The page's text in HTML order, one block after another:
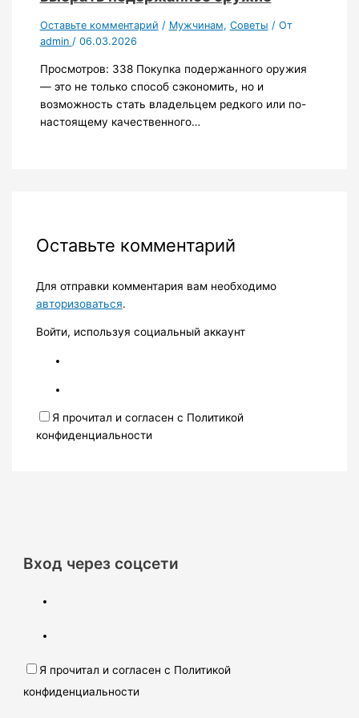
Оставьте комментарий / Мужчинам, Советы / От
admin / 06.03.2026
Просмотров: 338 Покупка подержанного оружия
— это не только способ сэкономить, но и
возможность стать владельцем редкого или по-
настоящему качественного…
Оставьте комментарий
Для отправки комментария вам необходимо
авторизоваться.
Войти, используя социальный аккаунт
Я прочитал и согласен с Политикой
конфиденциальности
Вход через соцсети
Я прочитал и согласен с Политикой
конфиденциальности